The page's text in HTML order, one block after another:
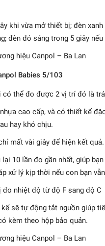
khi vừa mở thiết bị; đèn
đèn đỏ sáng trong 5 giây
hiệu Canpol – Ba Lan
Babies 5/103
có thể đo được 2 vị trí đó là
cao cấp, và có thiết kế
hay khó chịu.
mất vài giây để hiện kết quả.
10 lần đo gần nhất, giúp
xử lý kịp thời nếu con bạn
nhiệt độ từ độ F sang độ C
kế sẽ tự động tắt nguồn giúp
kèm theo hộp bảo quản.
hiệu Canpol – Ba Lan